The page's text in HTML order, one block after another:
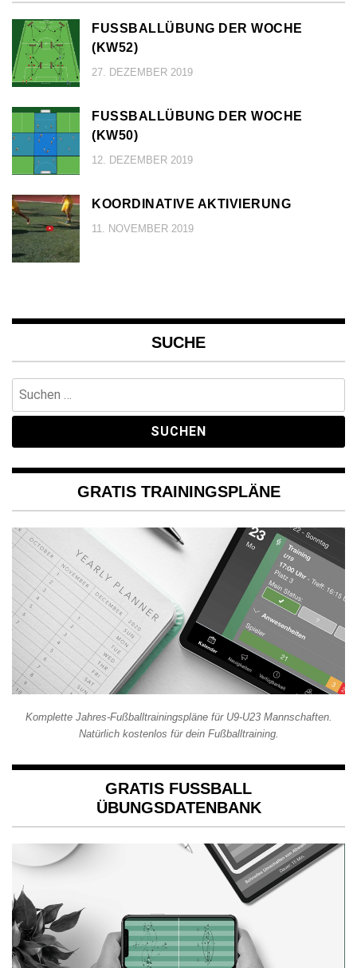
FUSSBALLÜBUNG DER WOCHE (
KW52)
27. DEZEMBER 2019
FUSSBALLÜBUNG DER WOCHE (
KW50)
12. DEZEMBER 2019
KOORDINATIVE AKTIVIERUNG
11. NOVEMBER 2019
SUCHE
nach:
GRATIS TRAININGSPLÄNE
Komplette Jahres-Fußballtrainingspläne für U9-U23 Mannschaften.
Natürlich kostenlos für dein Fußballtraining.
GRATIS FUSSBALL Ü
BUNGSDATENBANK